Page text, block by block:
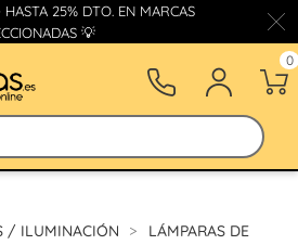
25% DTO. EN MARCAS
💡
0
/ ILUMINACIÓN
LÁMPARAS DE